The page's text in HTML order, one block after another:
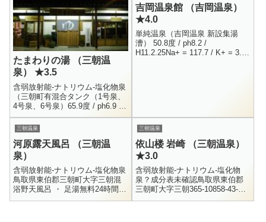
たまわりの湯 （三朝温
泉） ★3.5
含弱放射能-ナトリウム-塩化物泉
（三朝町有混合タンク（1号泉、
4号泉、6号泉）65.9度 / ph6.9 /
H18.12.22Na+ = 426 / K+ = 23.1
/ Ca...
吉岡温泉館 （吉岡温泉）
★4.0
単純温泉（吉岡温泉 新設集湯
漕） 50.8度 / ph8.2 /
H11.2.25Na+ = 117.7 / K+ = 3.1
三朝温泉
河原露天風呂 （三朝温
泉）
含弱放射能-ナトリウム-塩化物泉
鳥取県東伯郡三朝町大字三朝混
浴野天風呂 ・ 足湯無料24時間三
朝温泉の中心部、その名前の通
三朝温泉
依山楼 岩崎 （三朝温泉）
★3.0
含弱放射能-ナトリウム-塩化物
泉？成分表未確認鳥取県東伯郡
三朝町大字三朝365-10858-43-
0111男女別内湯 ・ 露天風呂 ・